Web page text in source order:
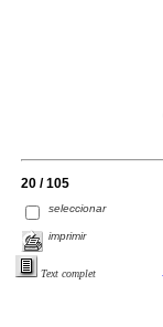
20 / 105
seleccionar
imprimir
Text complet